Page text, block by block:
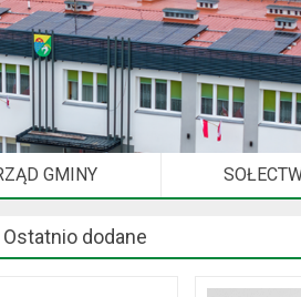
GMINY
Ostatnio dodane